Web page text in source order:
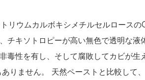
リウムカルボキシメチルセルロースの
チキソトロピーが高い無色で透明な液
毒性を有し、そして腐敗してカビが生
りません。 天然ペーストと比較して